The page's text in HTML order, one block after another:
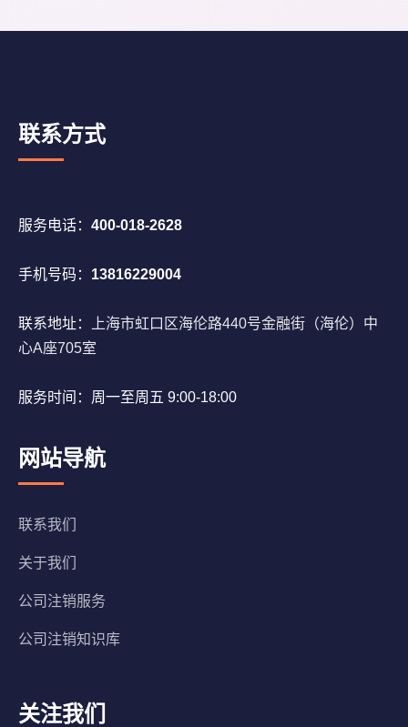
联系方式
服务电话： 400-018-2628
手机号码： 13816229004
联系地址：
上海市虹口区海伦路440号金融街（海伦）中
心A座705室
服务时间：周一至周五 9:00-18:00
网站导航
联系我们
关于我们
公司注销服务
公司注销知识库
关注我们